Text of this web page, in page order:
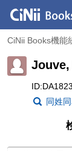
CiNii Books機能
同姓